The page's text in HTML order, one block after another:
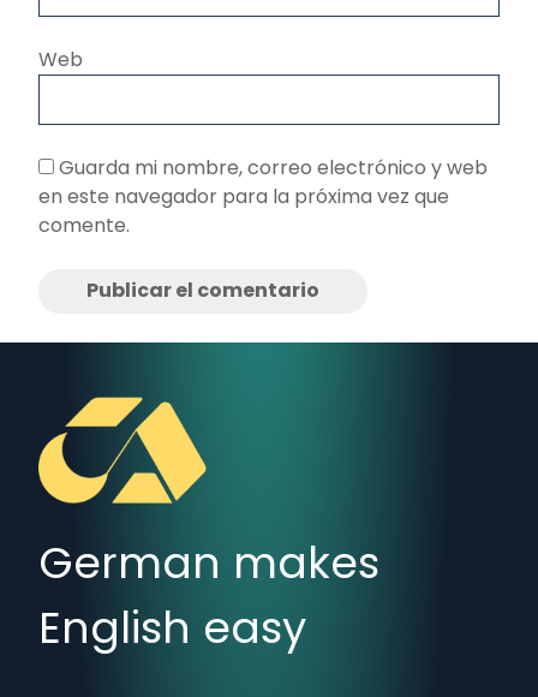
Web
Guarda mi nombre, correo electrónico y web
en este navegador para la próxima vez que
comente.
German makes
English easy